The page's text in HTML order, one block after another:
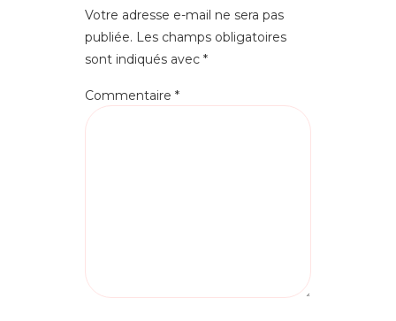
Votre adresse e-mail ne sera pas
publiée. Les champs obligatoires
sont indiqués avec *
Commentaire *